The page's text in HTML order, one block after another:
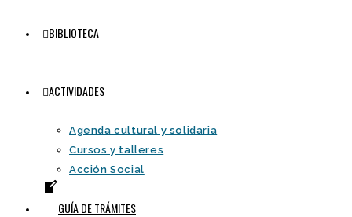
BIBLIOTECA
ACTIVIDADES
Agenda cultural y solidaria
Cursos y talleres
Acción Social
GUÍA DE TRÁMITES